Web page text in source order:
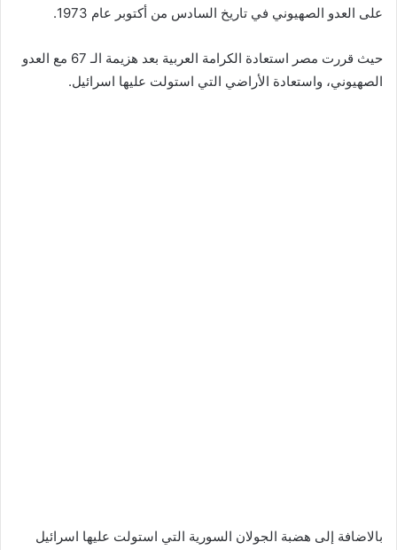
على العدو الصهيوني في تاريخ السادس من أكتوبر عام 1973.
حيث قررت مصر استعادة الكرامة العربية بعد هزيمة الـ 67 مع العدو
الصهيوني، واستعادة الأراضي التي استولت عليها اسرائيل.
بالاضافة إلى هضبة الجولان السورية التي استولت عليها اسرائيل